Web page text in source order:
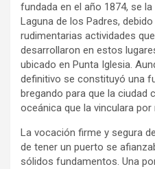
fundada en el año 1874, se
Laguna de los Padres,
rudimentarias actividades
desarrollaron en estos
ubicado en Punta Iglesia.
definitivo se constituyó una
bregando para que la ciudad
oceánica que la vinculara
La vocación firme y segura
de tener un puerto se
sólidos fundamentos. Una